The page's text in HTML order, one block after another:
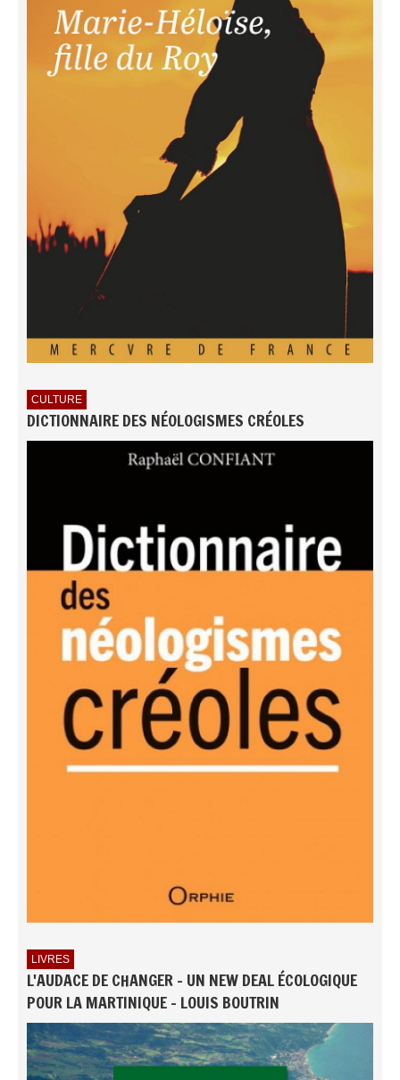
CULTURE
DICTIONNAIRE DES NÉOLOGISMES CRÉOLES
LIVRES
L'AUDACE DE CHANGER - UN NEW DEAL ÉCOLOGIQUE
POUR LA MARTINIQUE - LOUIS BOUTRIN